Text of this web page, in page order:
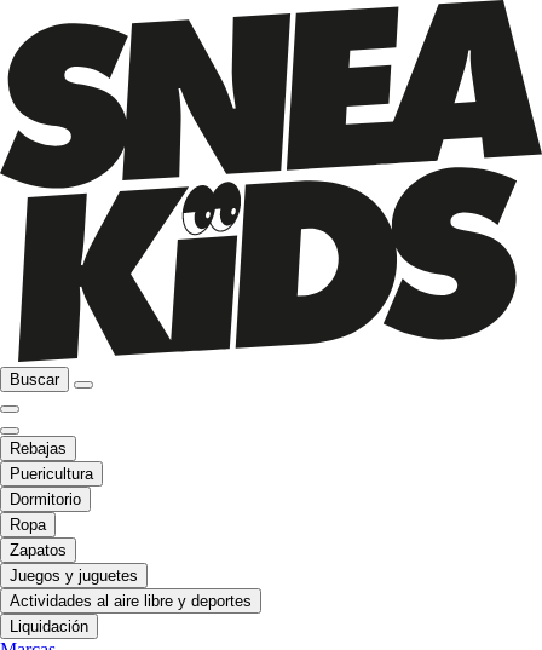
Buscar
Rebajas
Puericultura
Dormitorio
Ropa
Zapatos
Juegos y juguetes
Actividades al aire libre y deportes
Liquidación